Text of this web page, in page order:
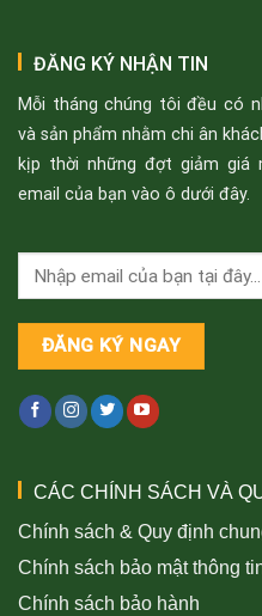
ĐĂNG KÝ NHẬN TIN
Mỗi tháng chúng tôi đều có
và sản phẩm nhằm chi ân
kịp thời những đợt giảm giá
email của bạn vào ô dưới đây.
CÁC CHÍNH SÁCH VÀ
Chính sách & Quy định
Chính sách bảo mật thông
Chính sách bảo hành